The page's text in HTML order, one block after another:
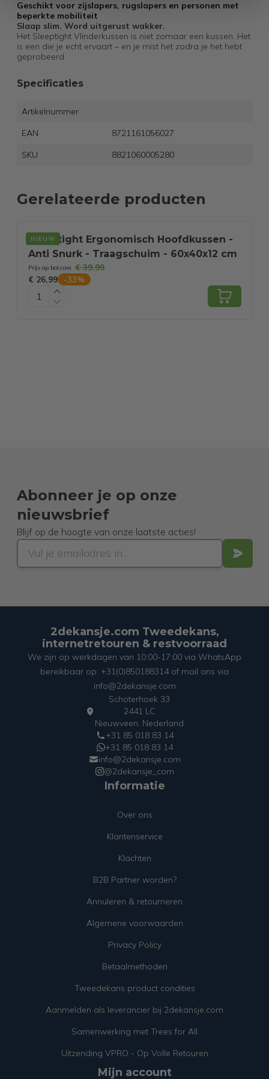
Geschikt voor zijslapers, rugslapers en personen met
beperkte mobiliteit
Slaap slim. Word uitgerust wakker.
Het Sleeptight Vlinderkussen is niet zomaar een kussen. Het
is een die je echt ervaart – en je mist het zodra je het hebt
geprobeerd.
Specificaties
Artikelnummer
EAN
8721161056027
SKU
8821060005280
Gerelateerde producten
NIEUW
Sleeptight Ergonomisch Hoofdkussen -
Anti Snurk - Traagschuim - 60x40x12 cm
Prijs op bol.com € 39,99
€ 26,99
-33%
Abonneer je op onze
nieuwsbrief
Blijf op de hoogte van onze laatste acties!
2dekansje.com Tweedekans,
internetretouren & restvoorraad
We zijn op werkdagen van 10:00-17:00 via WhatsApp
bereikbaar op: +31(0)850188314 of mail ons via
info@2dekansje.com
Schoterhoek 33
2441 LC
Nieuwveen, Nederland
+31 85 018 83 14
+31 85 018 83 14
info@2dekansje.com
@2dekansje_com
Informatie
Over ons
Klantenservice
Klachten
B2B Partner worden?
Annuleren & retourneren
Algemene voorwaarden
Privacy Policy
Betaalmethoden
Tweedekans product condities
Aanmelden als leverancier bij 2dekansje.com
Samenwerking met Trees for All
Uitzending VPRO - Op Volle Retouren
Mijn account